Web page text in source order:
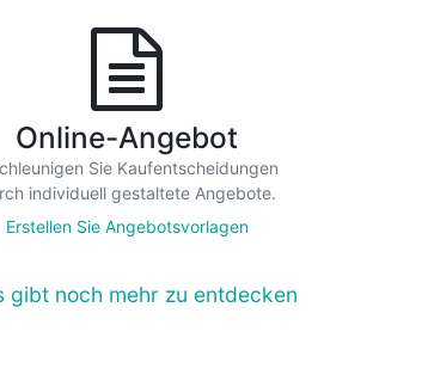
Online-Angebot
Sie Kaufentscheidungen
individuell gestaltete Angebote.
Erstellen Sie Angebotsvorlagen
gibt noch mehr zu entdecken